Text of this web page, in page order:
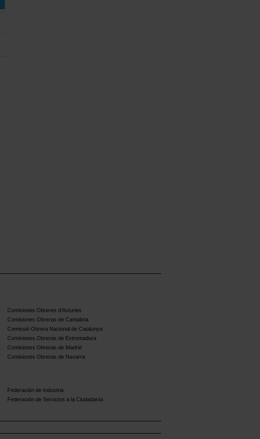
Comisiones Obreres d'Asturies
Comisiones Obreras de Cantabria
Comissió Obrera Nacional de Catalunya
Comisiones Obreras de Extremadura
Comisiones Obreras de Madrid
Comisiones Obreras de Navarra
Federación de Industria
Federación de Servicios a la Ciudadanía